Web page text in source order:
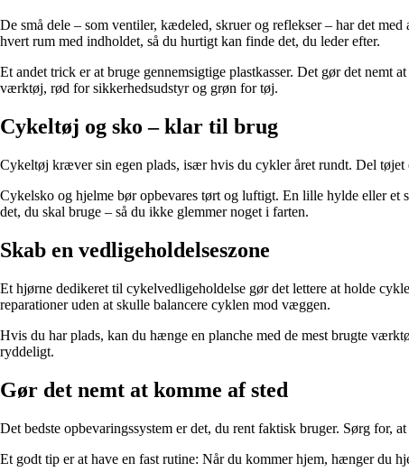
De små dele – som ventiler, kædeled, skruer og reflekser – har det
hvert rum med indholdet, så du hurtigt kan finde det, du leder efter.
Et andet trick er at bruge gennemsigtige plastkasser. Det gør det nemt
værktøj, rød for sikkerhedsudstyr og grøn for tøj.
Cykeltøj og sko – klar til brug
Cykeltøj kræver sin egen plads, især hvis du cykler året rundt. Del
Cykelsko og hjelme bør opbevares tørt og luftigt. En lille hylde eller et
det, du skal bruge – så du ikke glemmer noget i farten.
Skab en vedligeholdelseszone
Et hjørne dedikeret til cykelvedligeholdelse gør det lettere at holde
reparationer uden at skulle balancere cyklen mod væggen.
Hvis du har plads, kan du hænge en planche med de mest brugte
ryddeligt.
Gør det nemt at komme af sted
Det bedste opbevaringssystem er det, du rent faktisk bruger. Sørg for,
Et godt tip er at have en fast rutine: Når du kommer hjem, hænger du